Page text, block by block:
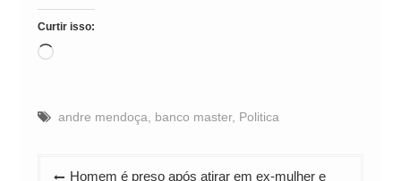
Curtir isso:
Carregando...
andre mendoça banco master, Politica
Navegação
Homem é preso após atirar em ex-mulher e